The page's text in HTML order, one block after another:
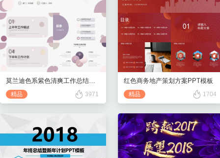
莫兰迪色系紫色清爽工作总结汇报
精品 3971
红色商务地产策划方案PPT模板
精品 1704